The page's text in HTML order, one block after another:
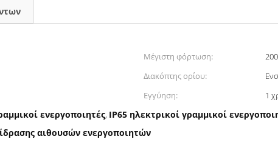
Μέγιστη φόρτωση:
Διακόπτης ορίου:
Εγγύηση:
1
ενεργοποιητές, IP65 ηλεκτρικοί γραμμικοί
αιθουσών ενεργοποιητών